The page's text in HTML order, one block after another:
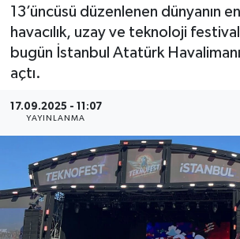
13’üncüsü düzenlenen dünyanın
havacılık, uzay ve teknoloji
bugün İstanbul Atatürk
açtı.
17.09.2025 - 11:07
YAYINLANMA